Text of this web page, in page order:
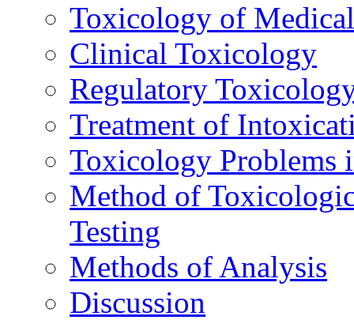
Toxicology of
Clinical Toxicology
Regulatory
Treatment of
Toxicology Problems
Method of
Testing
Methods of Analysis
Discussion